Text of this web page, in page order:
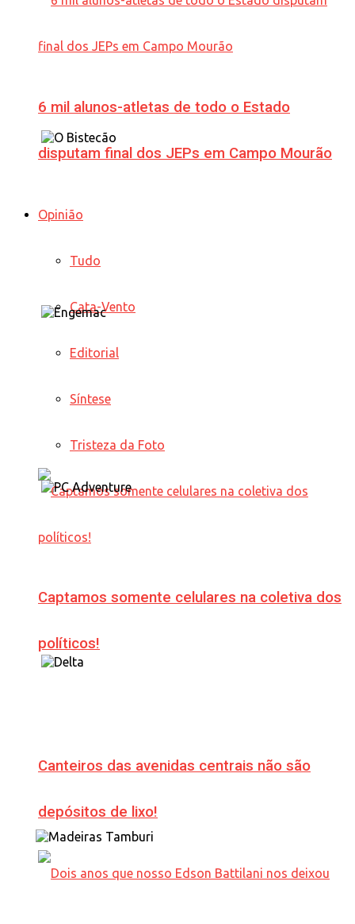
6 mil alunos-atletas de todo o Estado
disputam final dos JEPs em Campo Mourão
Opinião
Tudo
Cata-Vento
Editorial
Síntese
Tristeza da Foto
Captamos somente celulares na coletiva dos
políticos!
Canteiros das avenidas centrais não são
depósitos de lixo!